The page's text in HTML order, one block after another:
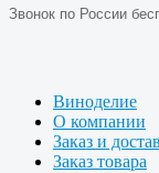
Звонок по России
Виноделие
О компании
Заказ и
Заказ товара